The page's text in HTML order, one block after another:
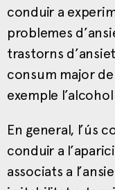
conduir a
problemes
trastorns
consum major
exemple
En general, l’ús
conduir a
associats a